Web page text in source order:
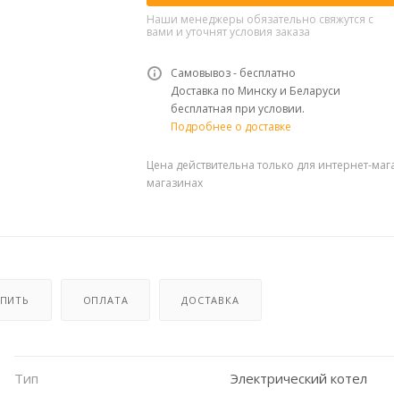
Наши менеджеры обязательно свяжутся с
вами и уточнят условия заказа
Самовывоз - бесплатно
Доставка по Минску и Беларуси
бесплатная при условии.
Подробнее о доставке
Цена действительна только для интернет-
магазинах
ОПЛАТА ДОСТАВКА
Тип Электрический котел